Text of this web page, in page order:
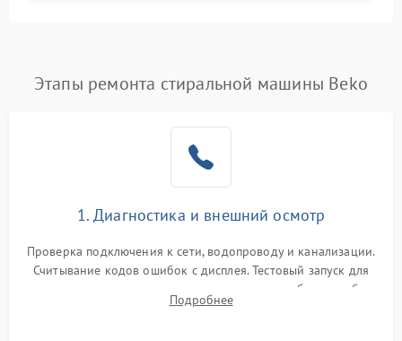
Замена платы управления Подробнее →
Этапы ремонта стиральной машины Beko
1. Диагностика и внешний осмотр
Проверка подключения к сети, водопроводу и канализации.
Считывание кодов ошибок с дисплея. Тестовый запуск для
выявления посторонних шумов, протечек или сбоев в работе
электронного модуля управления.
Подробнее